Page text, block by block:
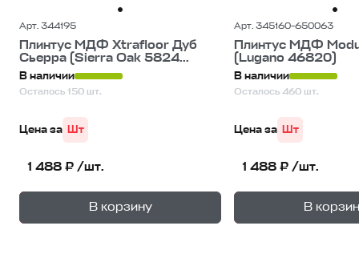
Арт. 344195
Плинтус МДФ Xtrafloor Дуб
Сьерра (Sierra Oak 5824...
В наличии
Осталось 150 шт.
Цена за Шт
1 488 ₽ /шт.
В корзину
1уп.
Арт. 345160-650063
Плинтус МДФ
(Lugano 46820)
В наличии
Осталось 460 шт.
Цена за Шт
1 488 ₽ /шт.
В 1